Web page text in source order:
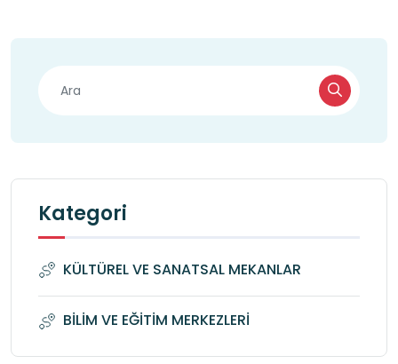
Kategori
KÜLTÜREL VE SANATSAL MEKANLAR
BİLİM VE EĞİTİM MERKEZLERİ